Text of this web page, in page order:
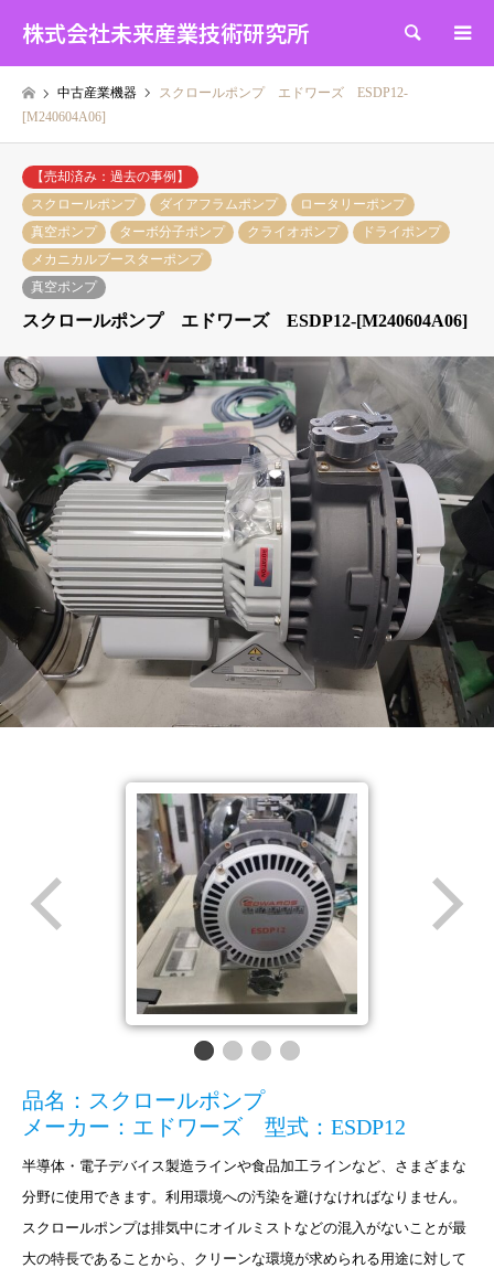
株式会社未来産業技術研究所 検索
中古産業機器
スクロールポンプ エドワーズ ESDP12-
[M240604A06]
【売却済み：過去の事例】
スクロールポンプ
ダイアフラムポンプ
ロータリーポンプ
真空ポンプ
ターボ分子ポンプ クライオポンプ
ドライポンプ
メカニカルブースターポンプ
真空ポンプ
スクロールポンプ エドワーズ ESDP12-[M240604A06]
品名：スクロールポンプ
メーカー：エドワーズ 型式：ESDP12
半導体・電子デバイス製造ラインや食品加工ラインなど、さまざまな
分野に使用できます。利用環境への汚染を避けなければなりません。
スクロールポンプは排気中にオイルミストなどの混入がないことが最
大の特長であることから、クリーンな環境が求められる用途に対して